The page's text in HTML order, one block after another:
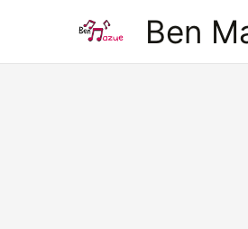
Ben